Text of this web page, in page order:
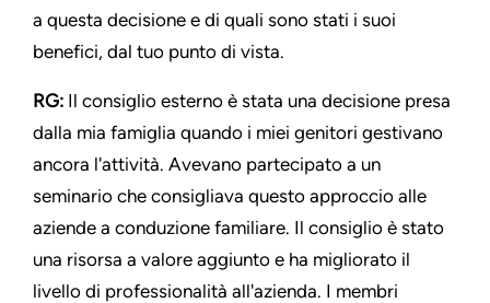
a questa decisione e di quali sono stati i suoi
benefici, dal tuo punto di vista.
RG: Il consiglio esterno è stata una decisione presa
dalla mia famiglia quando i miei genitori gestivano
ancora l'attività. Avevano partecipato a un
seminario che consigliava questo approccio alle
aziende a conduzione familiare. Il consiglio è stato
una risorsa a valore aggiunto e ha migliorato il
livello di professionalità all'azienda. I membri